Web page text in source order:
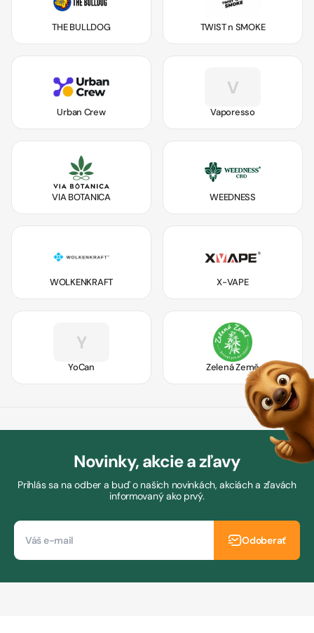
THE BULLDOG TWIST n SMOKE
Urban Crew
V
Vaporesso
VIA BOTANICA WEEDNESS
WOLKENKRAFT X-VAPE
Y
YoCan Zelená Země
Novinky, akcie a zľavy
Prihlás sa na odber a buď o našich novinkách, akciách a zľavách
informovaný ako prvý.
Odoberať